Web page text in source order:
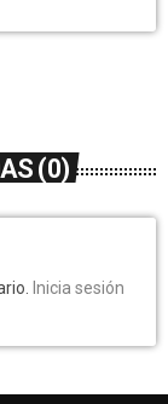
(0)
Inicia sesión